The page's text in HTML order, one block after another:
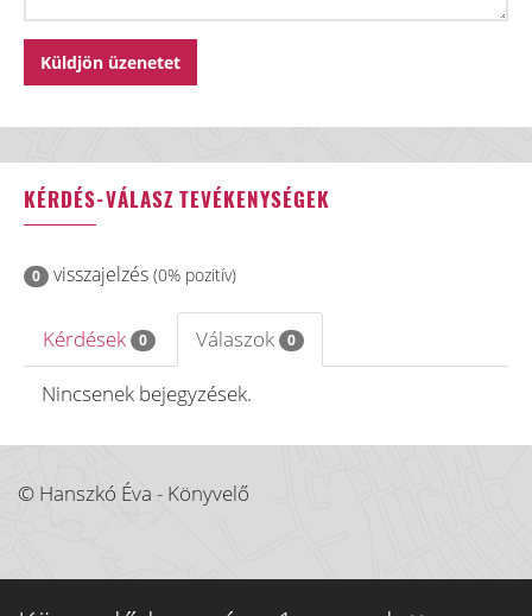
KÉRDÉS-VÁLASZ TEVÉKENYSÉGEK
0 visszajelzés (0% pozitív)
Kérdések 0 Válaszok 0
Nincsenek bejegyzések.
© Hanszkó Éva - Könyvelő